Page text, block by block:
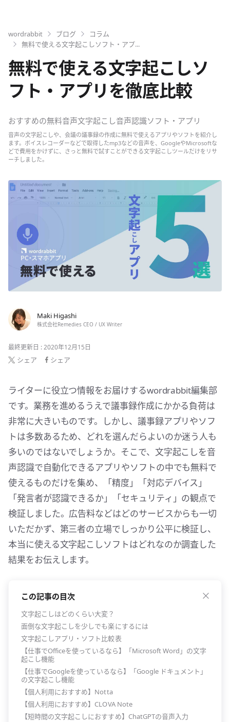
wordrabbit ブログ
コラム
無料で使える文字起こしソフト・アプ...
無料で使える文字起こしソ
フト・アプリを徹底比較
おすすめの無料音声文字起こし音声認識ソフト・アプリ
音声の文字起こしや、会議の議事録の作成に無料で使えるアプリやソフトを紹介し
ます。ボイスレコーダーなどで取得したmp3などの音声を、GoogleやMicrosoftな
どで費用をかけずに、さっと無料で試すことができる文字起こしツールだけをリサ
ーチしました。
Maki Higashi
株式会社Remedies CEO / UX Writer
最終更新日 : 2020年12月15日
シェア シェア
ライターに役立つ情報をお届けするwordrabbit編集部
です。業務を進めるうえで議事録作成にかかる負荷は
非常に大きいものです。しかし、議事録アプリやソフ
トは多数あるため、どれを選んだらよいのか迷う人も
多いのではないでしょうか。そこで、文字起こしを音
声認識で自動化できるアプリやソフトの中でも無料で
使えるものだけを集め、「精度」「対応デバイス」
「発言者が認識できるか」「セキュリティ」の観点で
検証しました。広告料などはどのサービスからも一切
いただかず、第三者の立場でしっかり公平に検証し、
本当に使える文字起こしソフトはどれなのか調査した
結果をお伝えします。
この記事の目次
文字起こしはどのくらい大変？
面倒な文字起こしを少しでも楽にするには
文字起こしアプリ・ソフト比較表
【仕事でOfficeを使っているなら】「Microsoft Word」の文字
起こし機能
【仕事でGoogleを使っているなら】「Google ドキュメント」
の文字起こし機能
【個人利用におすすめ】Notta
【個人利用におすすめ】CLOVA Note
【短時間の文字起こしにおすすめ】ChatGPTの音声入力